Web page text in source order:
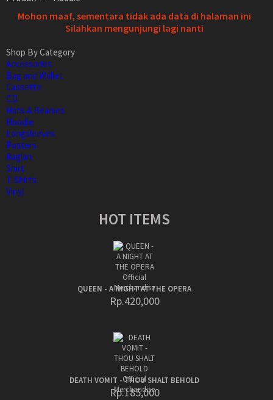
Shop By Category
Accessories
Bag and Wallet
Cassette
CD
Hats & Beanies
Hoodie
Longsleeves
Posters
Raglan
Shirt
T-Shirts
Vinyl
HOT ITEMS
QUEEN - A NIGHT AT THE OPERA
Rp.420,000
DEATH VOMIT - THOU SHALT BEHOLD
Rp.185,000
Mohon maaf, sementara tidak ada data di halaman ini
Silahkan mengunjungi lagi nanti